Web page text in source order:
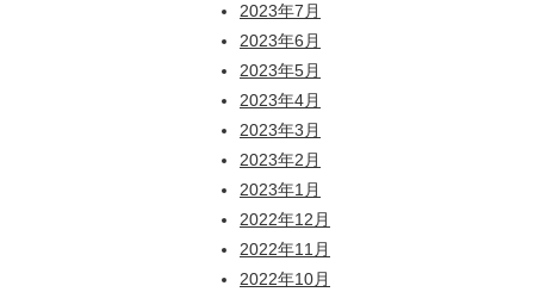
2023年7月
2023年6月
2023年5月
2023年4月
2023年3月
2023年2月
2023年1月
2022年12月
2022年11月
2022年10月